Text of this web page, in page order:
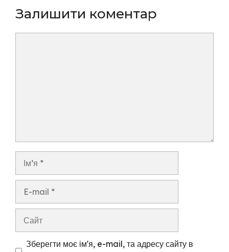
Залишити коментар
Ім’я
Сайт
Зберегти моє ім'я, e-mail, та адресу сайту в